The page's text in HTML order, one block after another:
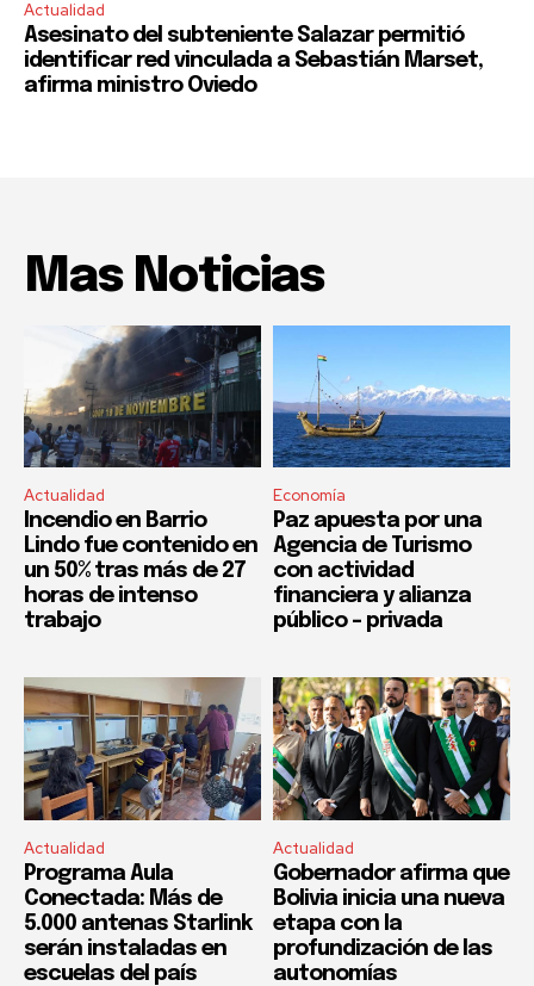
Actualidad
Asesinato del subteniente Salazar permitió
identificar red vinculada a Sebastián Marset,
afirma ministro Oviedo
Mas Noticias
Actualidad
Incendio en Barrio
Lindo fue contenido en
un 50% tras más de 27
horas de intenso
trabajo
Economía
Paz apuesta por una
Agencia de Turismo
con actividad
financiera y alianza
público – privada
Actualidad
Programa Aula
Conectada: Más de
5.000 antenas Starlink
serán instaladas en
escuelas del país
Actualidad
Gobernador afirma que
Bolivia inicia una nueva
etapa con la
profundización de las
autonomías